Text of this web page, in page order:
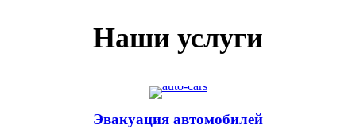
Наши услуги
Эвакуация автомобилей